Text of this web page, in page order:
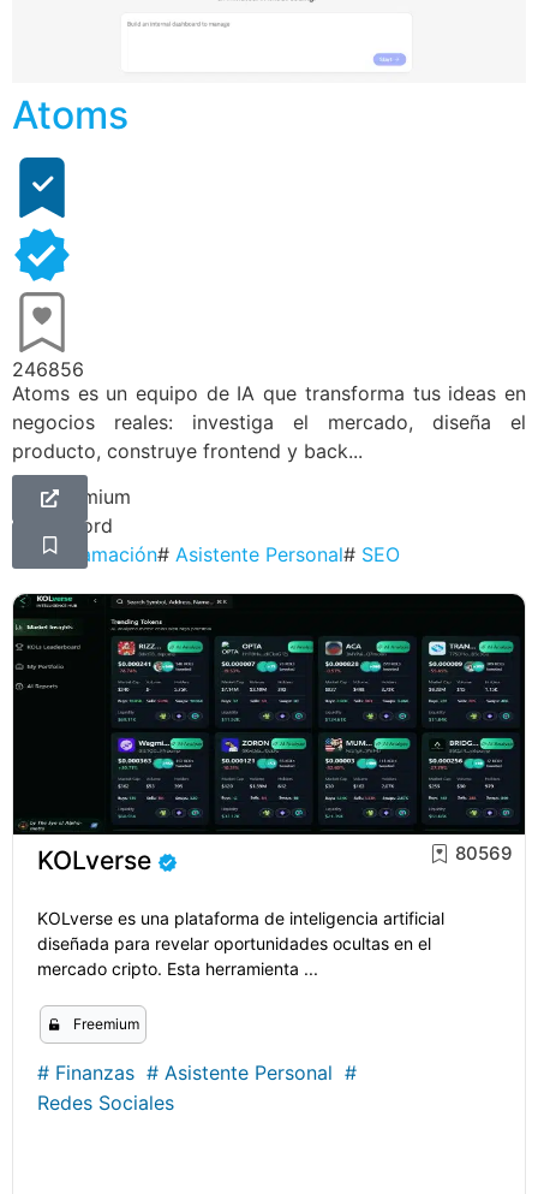
Atoms
246856
Atoms es un equipo de IA que transforma tus ideas en
negocios reales: investiga el mercado, diseña el
producto, construye frontend y back...
Freemium
Discord
Programación# Asistente Personal# SEO
KOLverse 80569
KOLverse es una plataforma de inteligencia artificial
diseñada para revelar oportunidades ocultas en el
mercado cripto. Esta herramienta ...
Freemium
# Finanzas # Asistente Personal #
Redes Sociales